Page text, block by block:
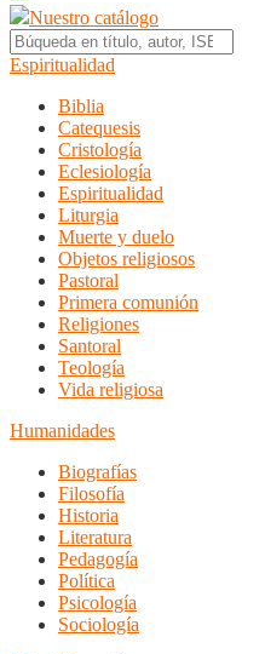
Nuestro catálogo
Espiritualidad
Biblia
Catequesis
Cristología
Eclesiología
Espiritualidad
Liturgia
Muerte y duelo
Objetos religiosos
Pastoral
Primera comunión
Religiones
Santoral
Teología
Vida religiosa
Humanidades
Biografías
Filosofía
Historia
Literatura
Pedagogía
Política
Psicología
Sociología